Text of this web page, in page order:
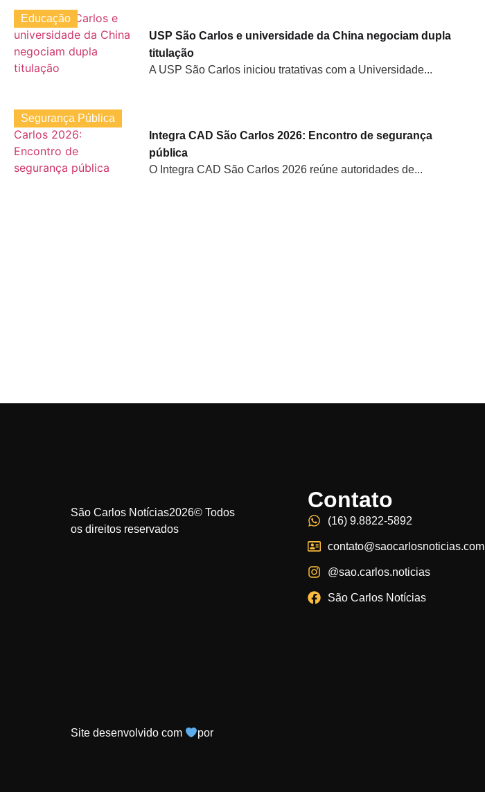
Educação
USP São Carlos e universidade da China negociam dupla
titulação
A USP São Carlos iniciou tratativas com a Universidade...
Segurança Pública
Integra CAD São Carlos 2026: Encontro de segurança
pública
O Integra CAD São Carlos 2026 reúne autoridades de...
São Carlos Notícias2026© Todos
os direitos reservados
Contato
(16) 9.8822-5892
@sao.carlos.noticias
São Carlos Notícias
Site desenvolvido com por